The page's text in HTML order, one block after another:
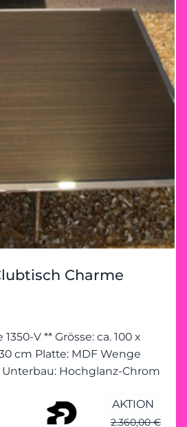
Charme
Hochglanz-Chrom
AKTION
2.360,00 €